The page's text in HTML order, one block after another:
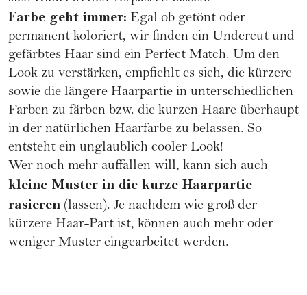
Farbe geht immer: Egal ob getönt oder
permanent koloriert, wir finden ein Undercut und
gefärbtes Haar sind ein Perfect Match. Um den
Look zu verstärken, empfiehlt es sich, die kürzere
sowie die längere Haarpartie in unterschiedlichen
Farben zu färben bzw. die kurzen Haare überhaupt
in der natürlichen Haarfarbe zu belassen. So
entsteht ein unglaublich cooler Look!
Wer noch mehr auffallen will, kann sich auch
kleine Muster in die kurze Haarpartie
rasieren (lassen). Je nachdem wie groß der
kürzere Haar-Part ist, können auch mehr oder
weniger Muster eingearbeitet werden.